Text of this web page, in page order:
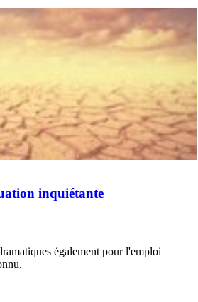
inquiétante
également pour l'emploi